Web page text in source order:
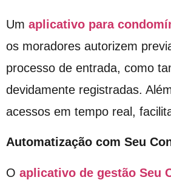
Um aplicativo para
os moradores autorizem
processo de entrada, como
devidamente registradas.
acessos em tempo real,
Automatização com Seu
O aplicativo de gestão Seu